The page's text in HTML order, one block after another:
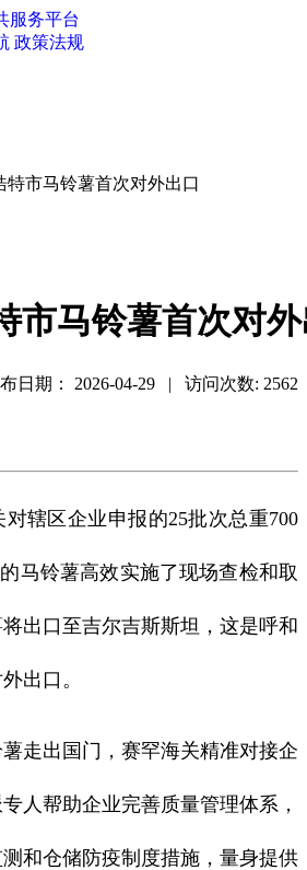
服务平台
政策法规
特市马铃薯首次对外出口
市马铃薯首次对
日期： 2026-04-29 | 访问次数: 2562
区企业申报的25批次总重700
马铃薯高效实施了现场查检和取
出口至吉尔吉斯斯坦，这是呼和
出口。
出国门，赛罕海关精准对接企
人帮助企业完善质量管理体系，
和仓储防疫制度措施，量身提供